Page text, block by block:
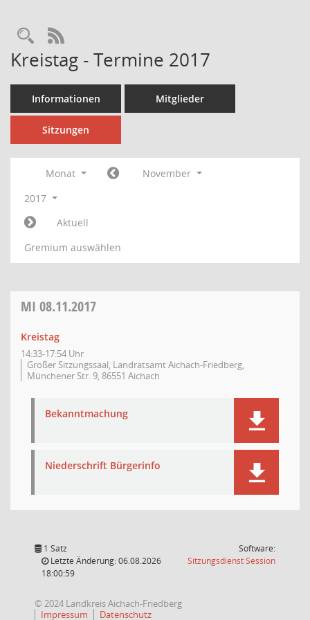
Rechercheauswahl
RSS-Feed
Kreistag - Termine 2017
Informationen Mitglieder
Sitzungen
Monat
November
2017
Aktuell
Gremium auswählen
MI 08.11.2017
Kreistag
14:33-17:54 Uhr
Großer Sitzungssaal, Landratsamt Aichach-Friedberg,
Münchener Str. 9, 86551 Aichach
Bekanntmachung
Niederschrift Bürgerinfo
1 Satz
Letzte Änderung: 06.08.2026
18:00:59
Software:
SitzungsdienstSession(Wird in
© 2024 Landkreis Aichach-Friedberg
Impressum
Datenschutz